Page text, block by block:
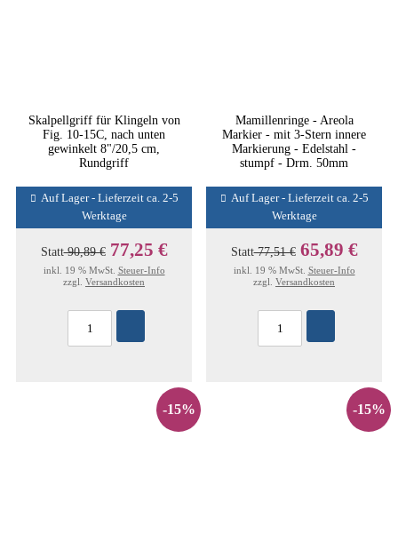
Skalpellgriff für Klingeln von
Fig. 10-15C, nach unten
gewinkelt 8"/20,5 cm,
Rundgriff
Auf Lager - Lieferzeit ca. 2-5
Werktage
Statt90,89 € 77,25 €
inkl. 19 % MwSt. Steuer-Info
zzgl. Versandkosten
Mamillenringe - Areola
Markier - mit 3-Stern innere
Markierung - Edelstahl -
stumpf - Drm. 50mm
Auf Lager - Lieferzeit ca. 2-5
Werktage
Statt77,51 € 65,89 €
inkl. 19 % MwSt. Steuer-Info
zzgl. Versandkosten
-15% -15%